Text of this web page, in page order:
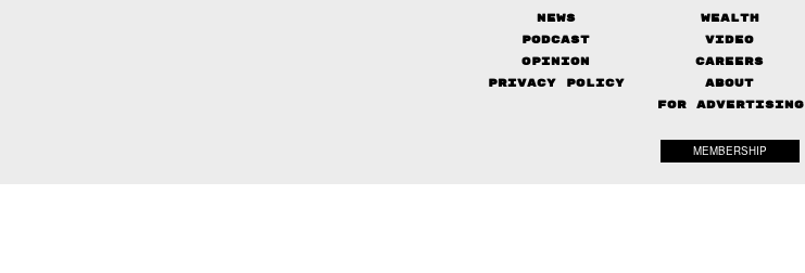
News Wealth
Podcast
Video
Opinion
Careers
Privacy Policy
About
FOR ADVERTISING
MEMBERSHIP